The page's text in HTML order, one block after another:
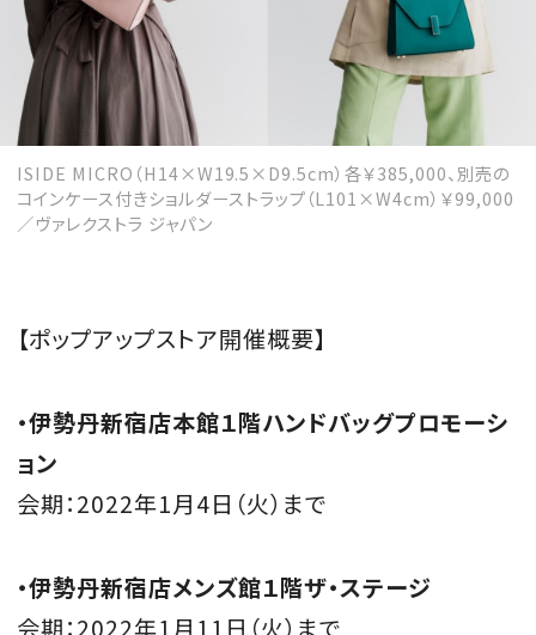
ISIDE MICRO（H14×W19.5×D9.5cm）各￥385,000、別売の
コインケース付きショルダーストラップ（L101×W4cm）￥99,000
／ヴァレクストラ ジャパン
【ポップアップストア開催概要】
・伊勢丹新宿店本館１階ハンドバッグプロモーシ
ョン
会期：2022年1月4日（火）まで
・伊勢丹新宿店メンズ館１階ザ・ステージ
会期：2022年1 月 11 日（火）まで